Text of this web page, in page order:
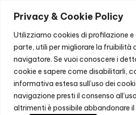
Privacy & Cookie Policy
Utilizziamo cookies di profilazione
parte, utili per migliorare la fruibilità
navigatore. Se vuoi conoscere i
cookie e sapere come disabilitarli,
informativa estesa sull’uso dei
navigazione presti il consenso
altrimenti è possibile abbandonare il